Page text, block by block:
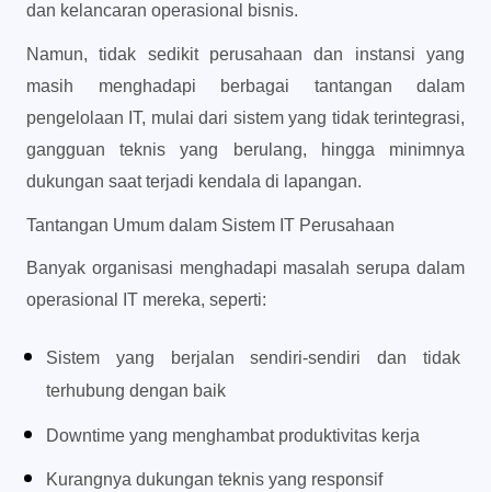
dan kelancaran operasional bisnis.
Namun, tidak sedikit perusahaan dan instansi yang
masih menghadapi berbagai tantangan dalam
pengelolaan IT, mulai dari sistem yang tidak terintegrasi,
gangguan teknis yang berulang, hingga minimnya
dukungan saat terjadi kendala di lapangan.
Tantangan Umum dalam Sistem IT Perusahaan
Banyak organisasi menghadapi masalah serupa dalam
operasional IT mereka, seperti:
Sistem yang berjalan sendiri-sendiri dan tidak
terhubung dengan baik
Downtime yang menghambat produktivitas kerja
Kurangnya dukungan teknis yang responsif